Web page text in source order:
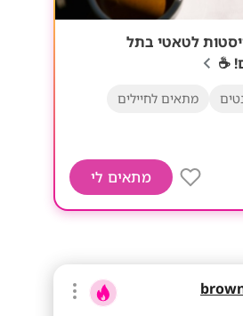
לטאטי בתל
☕
מתאים לחיילים
מתאים לי